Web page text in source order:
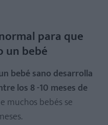
para que
un bebé
bebé sano desarrolla
los 8 -10 meses de
muchos bebés se